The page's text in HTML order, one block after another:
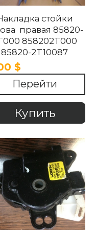
стойки
правая 85820-
858202T000
85820-2T10087
85820-
2T100UP
Kia
2010 -2015
$
Перейти
Купить